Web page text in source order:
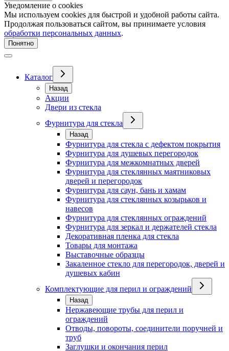
Уведомление о cookies
Мы используем cookies для быстрой и удобной работы сайта.
Продолжая пользоваться сайтом, вы принимаете условия
обработки персональных данных.
Понятно
Каталог
Назад
Акции
Двери из стекла
Фурнитура для стекла
Назад
Фурнитура для стекла с дефектом покрытия
Фурнитура для душевых перегородок
Фурнитура для межкомнатных дверей
Фурнитура для стеклянных маятниковых
дверей и перегородок
Фурнитура для саун, бань и хамам
Фурнитура для стеклянных козырьков и
навесов
Фурнитура для стеклянных ограждений
Фурнитура для зеркал и держателей стекла
Декоративная пленка для стекла
Товары для монтажа
Выставочные образцы
Закаленное стекло для перегородок, дверей и
душевых кабин
Комплектующие для перил и ограждений
Назад
Нержавеющие трубы для перил и
ограждений
Отводы, повороты, соединители поручней и
труб
Заглушки и окончания перил